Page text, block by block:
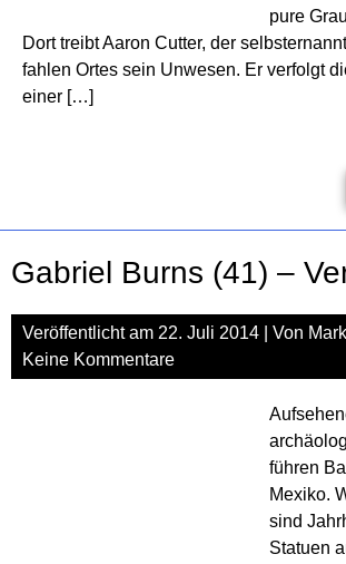
pure
Dort treibt Aaron Cutter, der
fahlen Ortes sein Unwesen. Er verfolgt
einer […]
Gabriel Burns (41) –
Veröffentlicht am 22. Juli 2014 | Von
Keine Kommentare
führen
Mexiko.
sind
Statuen